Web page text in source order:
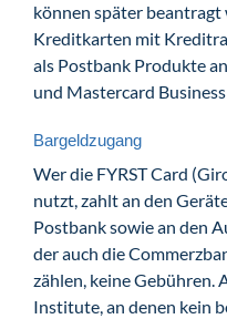
können später beantragt
Kreditkarten mit
als Postbank Produkte
und Mastercard
Bargeldzugang
Wer die FYRST Card
nutzt, zahlt an den
Postbank sowie an den
der auch die
zählen, keine Gebühren.
Institute, an denen kein